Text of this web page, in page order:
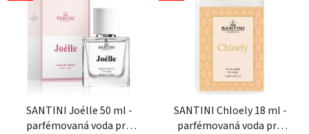
SANTINI Joélle 50 ml -
parfémovaná voda pro
SANTINI Chloely 18 ml -
parfémovaná voda pro